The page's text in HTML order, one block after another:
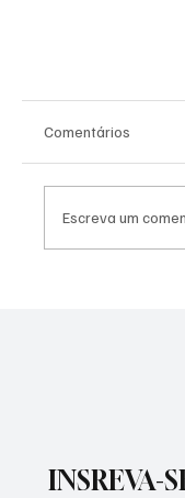
Comentários
Escreva um
INSREVA-